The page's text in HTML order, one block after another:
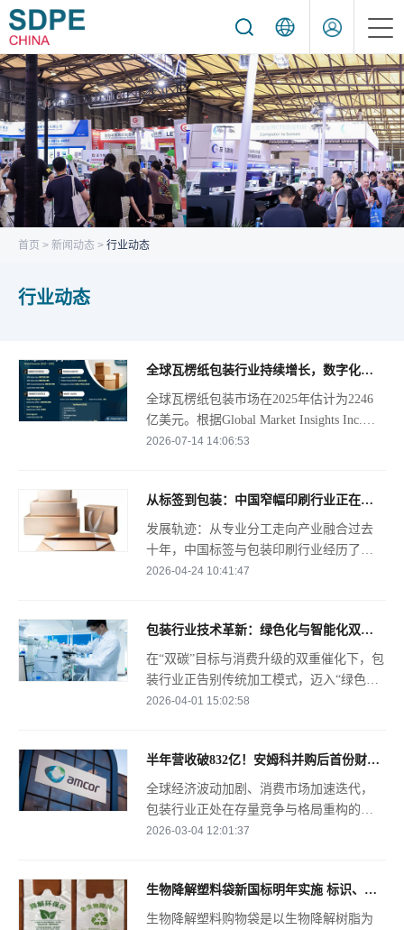
首页
关于展会
线上展览
展商服务
采购信息
媒体合作
首页 > 新闻动态 > 行业动态
行业动态
全球瓦楞纸包装行业持续增长，数字化转型孕育万亿级新机遇
全球瓦楞纸包装市场在2025年估计为2246
亿美元。根据Global Market Insights Inc.最
新发布的报告，该市场预计将从2026年的
2026-07-14 14:06:53
从标签到包装：中国窄幅印刷行业正在重新定义自己的未来
发展轨迹：从专业分工走向产业融合过去
十年，中国标签与包装印刷行业经历了一
场深刻而务实的变革。五年前，多数企业
各守一方天地。而今天
2026-04-24 10:41:47
包装行业技术革新：绿色化与智能化双轮驱动发展
在“双碳”目标与消费升级的双重催化下，包
装行业正告别传统加工模式，迈入“绿色低
碳为基、数字智能为翼”的全新发展阶段。
场多元化需求，
2026-04-01 15:02:58
半年营收破832亿！安姆科并购后首份财报，改写全球包装行业格局
全球经济波动加剧、消费市场加速迭代，
包装行业正处在存量竞争与格局重构的关
键节点。每一次头部企业的战略动作，都
近日，全球领先的包装
2026-03-04 12:01:37
生物降解塑料袋新国标明年实施 标识、降解率等全面升级
生物降解塑料购物袋是以生物降解树脂为